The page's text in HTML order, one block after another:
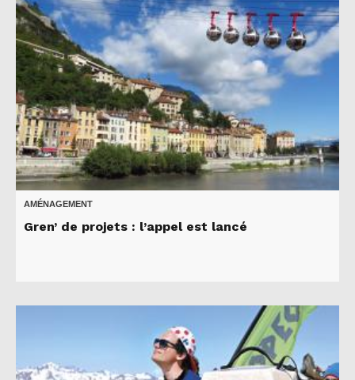
AMÉNAGEMENT
Gren’ de projets : l’appel est lancé